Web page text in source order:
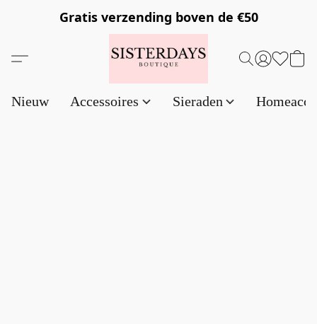
Gratis verzending boven de €50
Nieuw Accessoires Sieraden